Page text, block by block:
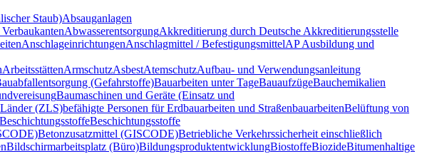
Staub)Absauganlagen
AbwasserentsorgungAkkreditierung durch Deutsche Akkreditierungsstelle
AnschlageinrichtungenAnschlagmittel / BefestigungsmittelAP Ausbildung und
ArbeitsstättenArmschutzAsbestAtemschutzAufbau- und Verwendungsanleitung
(Gefahrstoffe)Bauarbeiten unter TageBauaufzügeBauchemikalien
Baumaschinen und Geräte (Einsatz und
(ZLS)befähigte Personen für Erdbauarbeiten und StraßenbauarbeitenBelüftung von
BeschichtungsstoffeBeschichtungsstoffe
Betonzusatzmittel (GISCODE)Betriebliche Verkehrssicherheit einschließlich
Bildschirmarbeitsplatz (Büro)BildungsproduktentwicklungBiostoffeBiozideBitumenhaltige